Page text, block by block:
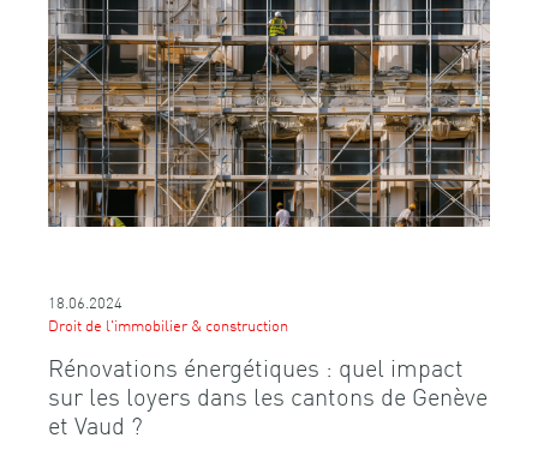
18.06.2024
Droit de l'immobilier & construction
Rénovations énergétiques : quel impact
sur les loyers dans les cantons de Genève
et Vaud ?